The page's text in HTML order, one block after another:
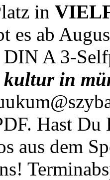
in
es ab
DIN A 3-
in
Hast Du
aus dem